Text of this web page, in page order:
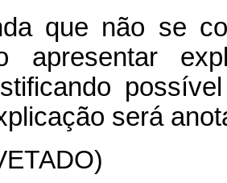
que não se
apresentar
será